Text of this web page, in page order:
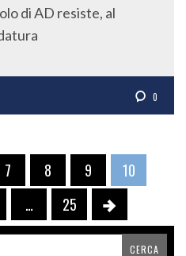
di AD resiste, al
0
7 8 9
10
… 25